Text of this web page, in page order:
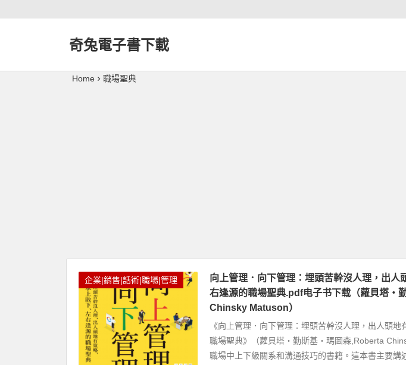
奇兔電子書下載
Home 職場聖典
企業|銷售|話術|職場|管理
向上管理．向下管理：埋頭苦幹沒人理，出人
右逢源的職場聖典.pdf电子书下载（蘿貝塔‧
Chinsky Matuson）
《向上管理．向下管理：埋頭苦幹沒人理，出人頭
職場聖典》（蘿貝塔‧勤斯基‧瑪圖森,Roberta
職場中上下級關系和溝通技巧的書籍。這本書主要講